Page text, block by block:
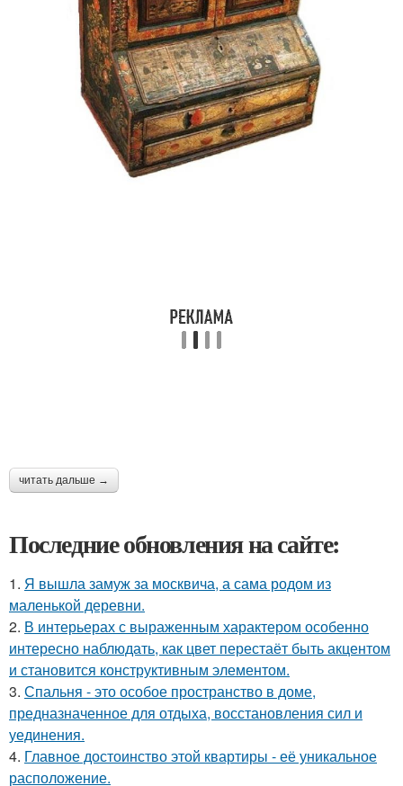
читать дальше →
Последние обновления на сайте:
1. Я вышла замуж за москвича, а сама родом из
маленькой деревни.
2. В интерьерах с выраженным характером особенно
интересно наблюдать, как цвет перестаёт быть акцентом
и становится конструктивным элементом.
3. Спальня - это особое пространство в доме,
предназначенное для отдыха, восстановления сил и
уединения.
4. Главное достоинство этой квартиры - её уникальное
расположение.